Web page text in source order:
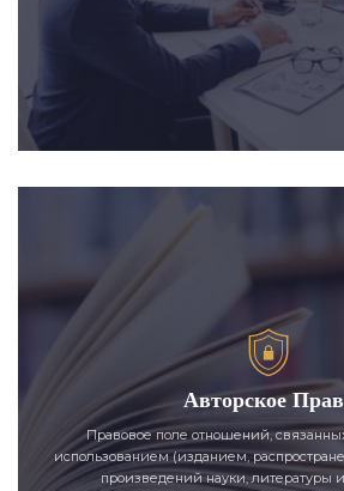
Авторское
Правовое поле отношений,
использованием (изданием,
произведений науки, литературы